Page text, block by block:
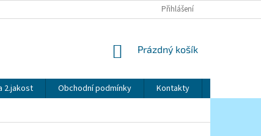
ÚDAJŮ Přihlášení
NÁKUPNÍ
Prázdný košík
2.jakost Obchodní podmínky Kontakty